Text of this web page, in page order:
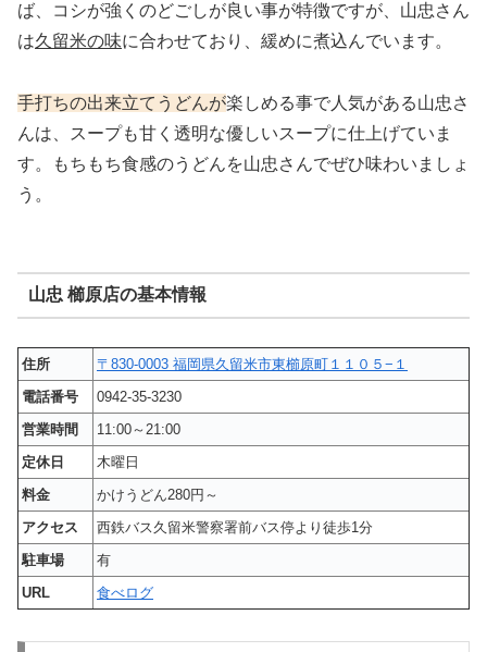
ば、コシが強くのどごしが良い事が特徴ですが、山忠さん
は久留米の味に合わせており、緩めに煮込んでいます。
手打ちの出来立てうどんが楽しめる事で人気がある山忠さ
んは、スープも甘く透明な優しいスープに仕上げていま
す。もちもち食感のうどんを山忠さんでぜひ味わいましょ
う。
山忠 櫛原店の基本情報
住所
〒830-0003 福岡県久留米市東櫛原町１１０５−１
電話番号
0942-35-3230
営業時間
11:00～21:00
定休日
木曜日
料金
かけうどん280円～
アクセス
西鉄バス久留米警察署前バス停より徒歩1分
駐車場
有
URL
食べログ